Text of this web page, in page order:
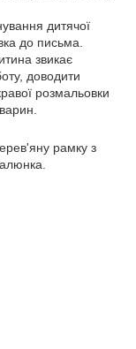
рамку з
дитячої
до письма.
звикає
доводити
розмальовки